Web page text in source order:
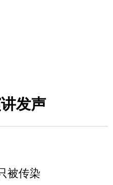
发声
被传染